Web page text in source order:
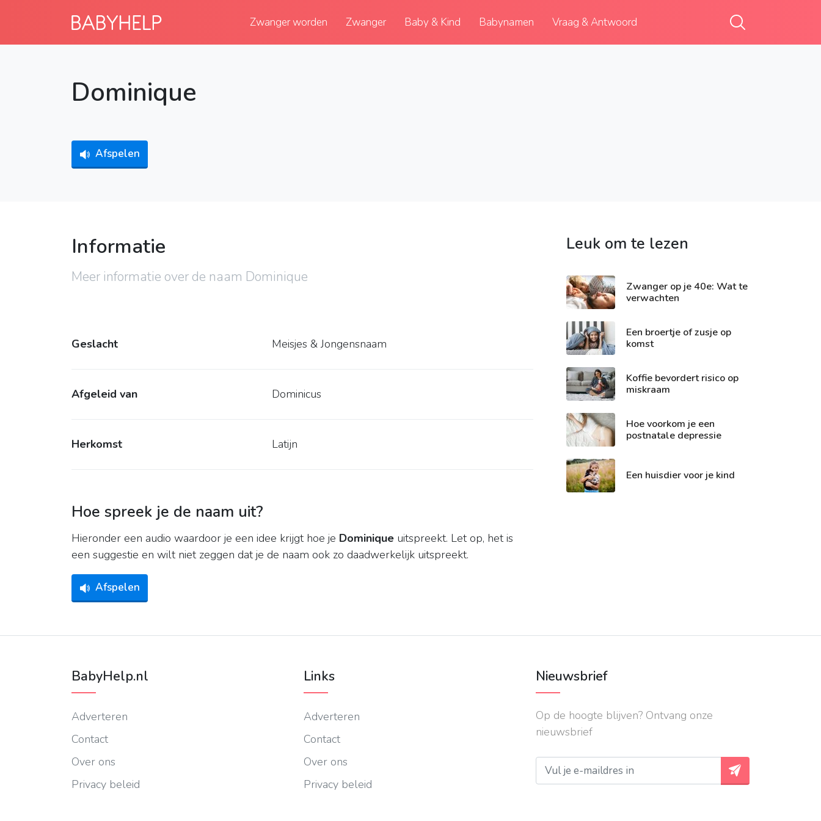
Zwanger worden Zwanger Baby & Kind Babynamen Vraag & Antwoord
Dominique
Afspelen
Informatie
Meer informatie over de naam Dominique
Geslacht Meisjes & Jongensnaam
Afgeleid van Dominicus
Herkomst Latijn
Hoe spreek je de naam uit?
Hieronder een audio waardoor je een idee krijgt hoe je Dominique uitspreekt. Let op, het is
een suggestie en wilt niet zeggen dat je de naam ook zo daadwerkelijk uitspreekt.
Afspelen
Leuk om te lezen
Zwanger op je 40e: Wat te
verwachten
Een broertje of zusje op
komst
Koffie bevordert risico op
miskraam
Hoe voorkom je een
postnatale depressie
Een huisdier voor je kind
BabyHelp.nl
Adverteren
Contact
Over ons
Privacy beleid
Links
Adverteren
Contact
Over ons
Privacy beleid
Nieuwsbrief
Op de hoogte blijven? Ontvang onze
nieuwsbrief